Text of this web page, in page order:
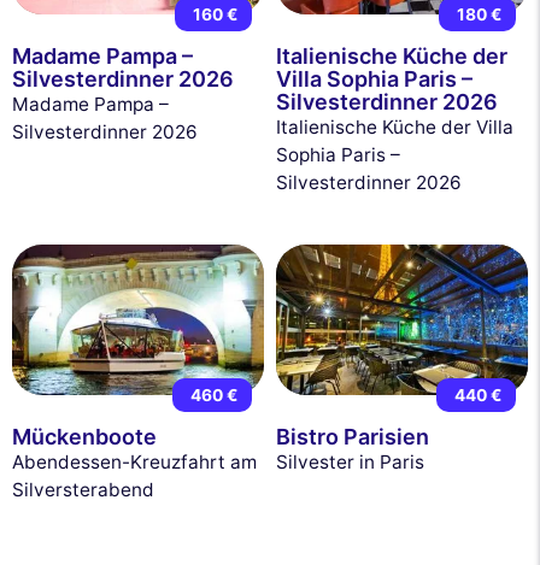
160 €
Madame Pampa –
Silvesterdinner 2026
Madame Pampa –
Silvesterdinner 2026
180 €
Italienische Küche der
Villa Sophia Paris –
Silvesterdinner 2026
Italienische Küche der Villa
Sophia Paris –
Silvesterdinner 2026
460 €
Mückenboote
Abendessen-Kreuzfahrt am
Silversterabend
440 €
Bistro Parisien
Silvester in Paris